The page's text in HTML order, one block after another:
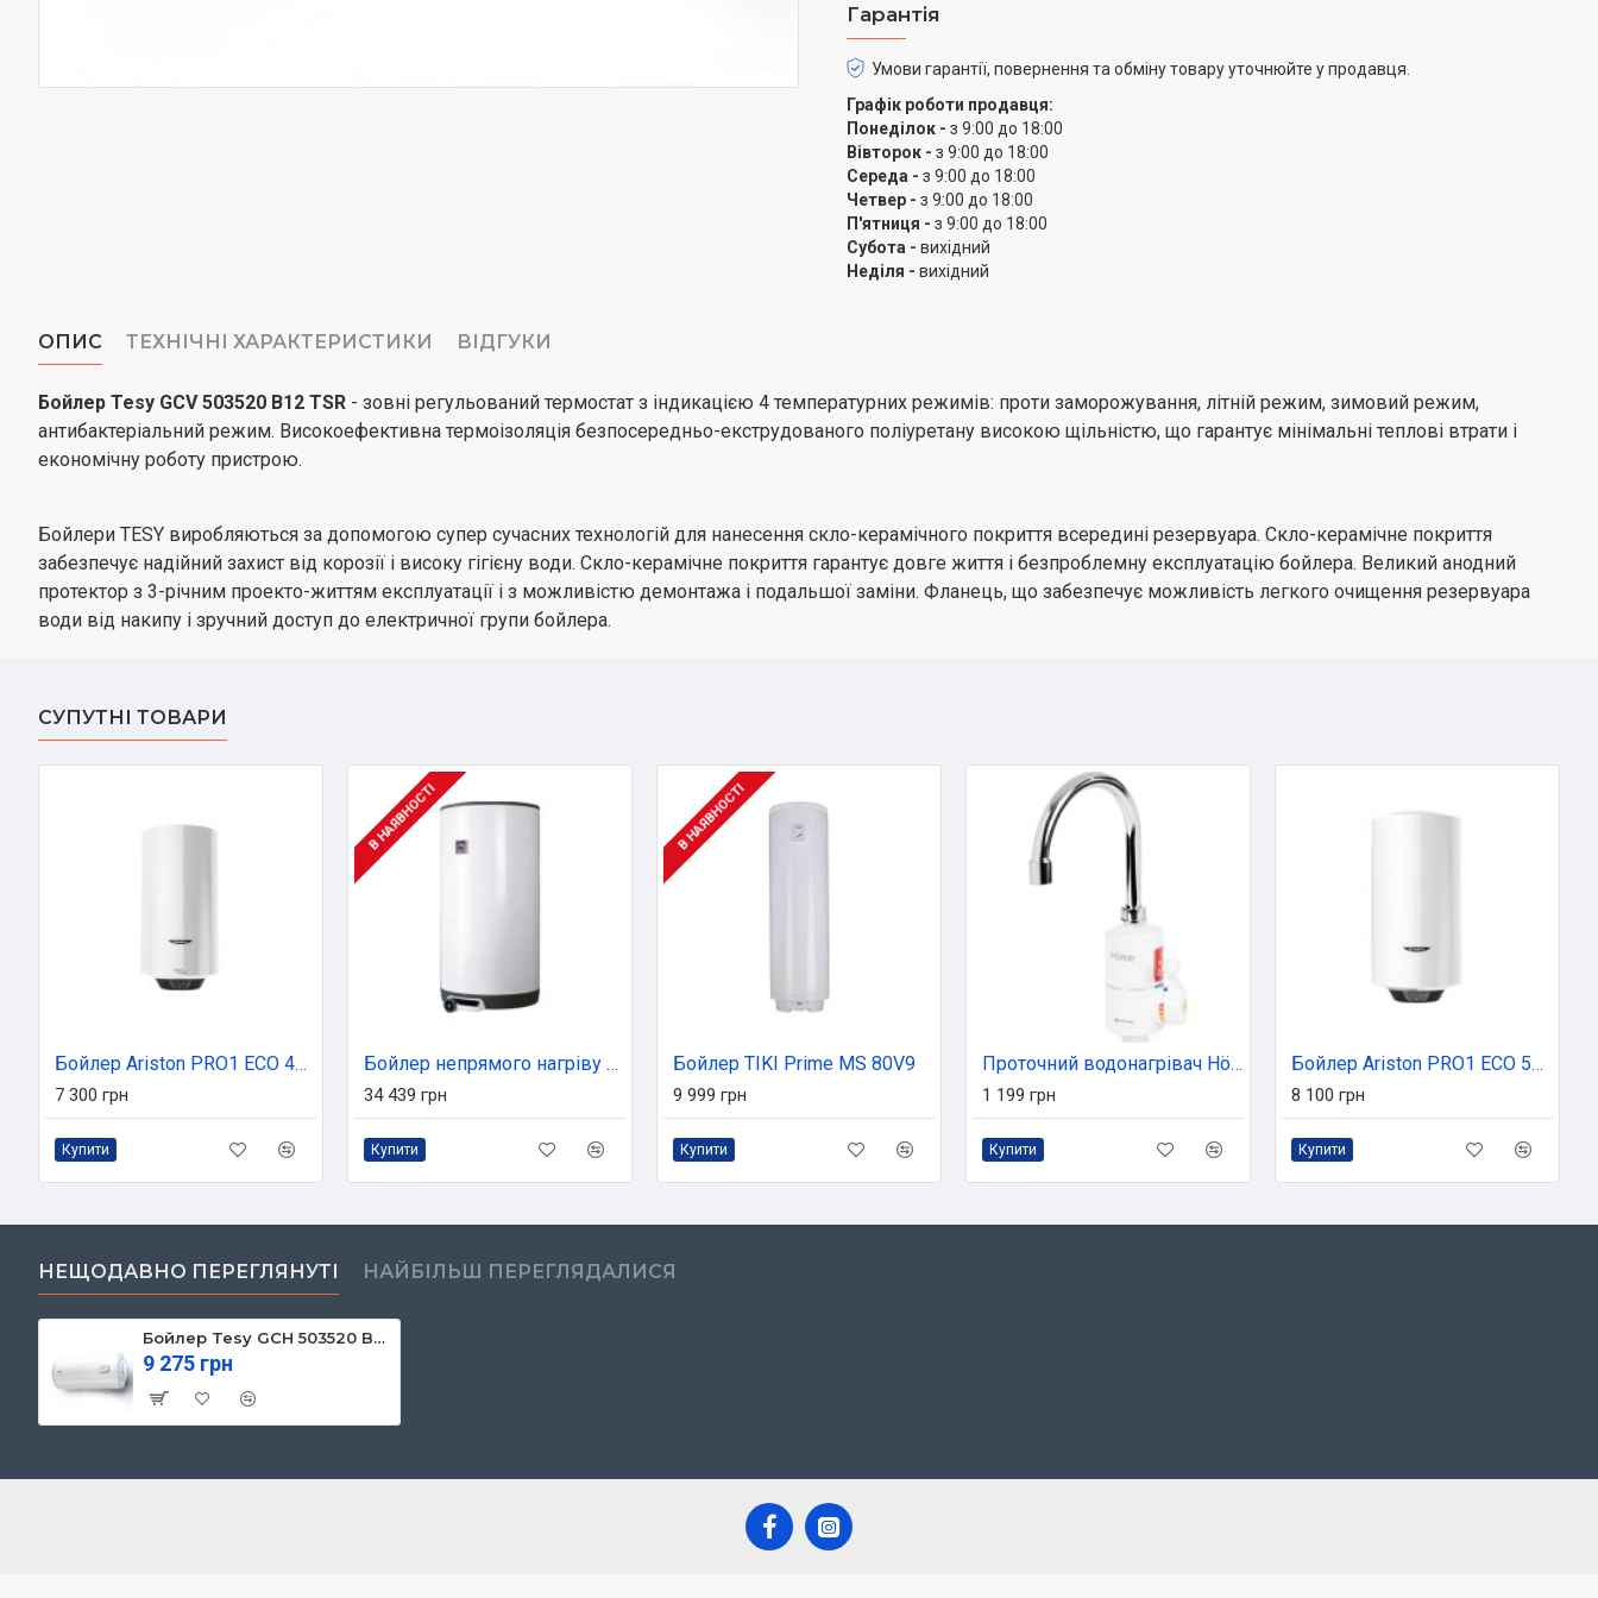
Гарантія
Умови гарантії, повернення та обміну товару уточнюйте у продавця.
Графік роботи продавця:
Понеділок - з 9:00 до 18:00
Вівторок - з 9:00 до 18:00
Середа - з 9:00 до 18:00
Четвер - з 9:00 до 18:00
П'ятниця - з 9:00 до 18:00
Субота - вихідний
Неділя - вихідний
ОПИС ТЕХНІЧНІ ХАРАКТЕРИСТИКИ ВІДГУКИ
Бойлер Tesy GCV 503520 B12 TSR - зовні регульований термостат з індикацією 4 температурних режимів: проти заморожування, літній режим, зимовий режим,
антибактеріальний режим. Високоефективна термоізоляція безпосередньо-екструдованого поліуретану високою щільністю, що гарантує мінімальні теплові втрати і
економічну роботу пристрою.
Бойлери TESY виробляються за допомогою супер сучасних технологій для нанесення скло-керамічного покриття всередині резервуара. Скло-керамічне покриття
забезпечує надійний захист від корозії і високу гігієну води. Скло-керамічне покриття гарантує довге життя і безпроблемну експлуатацію бойлера. Великий анодний
протектор з 3-річним проекто-життям експлуатації і з можливістю демонтажа і подальшої заміни. Фланець, що забезпечує можливість легкого очищення резервуара
води від накипу і зручний доступ до електричної групи бойлера.
СУПУТНІ ТОВАРИ
Бойлер Ariston PRO1 ECO 40 V SLIM (3626459)
7 300 грн
Купити
В НАЯВНОСТІ
Бойлер непрямого нагріву Drazice OKC 160
34 439 грн
Купити
В НАЯВНОСТІ
Бойлер TIKI Prime MS 80V9
9 999 грн
Купити
Проточний водонагрівач Hölmer HHW-303SH
1 199 грн
Купити
Бойлер Ariston PRO1 ECO 50 V SLIM 1,8K PL EU (3626460)
8 100 грн
Купити
НЕЩОДАВНО ПЕРЕГЛЯНУТІ НАЙБІЛЬШ ПЕРЕГЛЯДАЛИСЯ
Бойлер Tesy GCH 503520 B12 TSR
9 275 грн